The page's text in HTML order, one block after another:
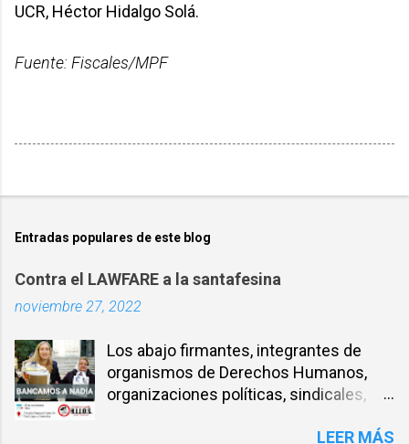
UCR, Héctor Hidalgo Solá.
Fuente: Fiscales/MPF
Entradas populares de este blog
Contra el LAWFARE a la santafesina
noviembre 27, 2022
Los abajo firmantes, integrantes de
organismos de Derechos Humanos,
organizaciones políticas, sindicales,
nuestra solidaridad con la compañera
LEER MÁS